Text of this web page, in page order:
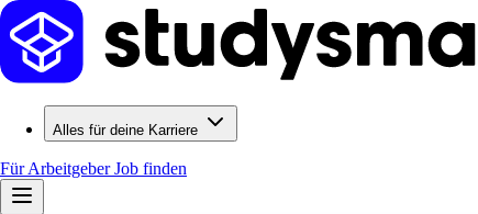
Alles für deine Karriere
Für ArbeitgeberJob finden